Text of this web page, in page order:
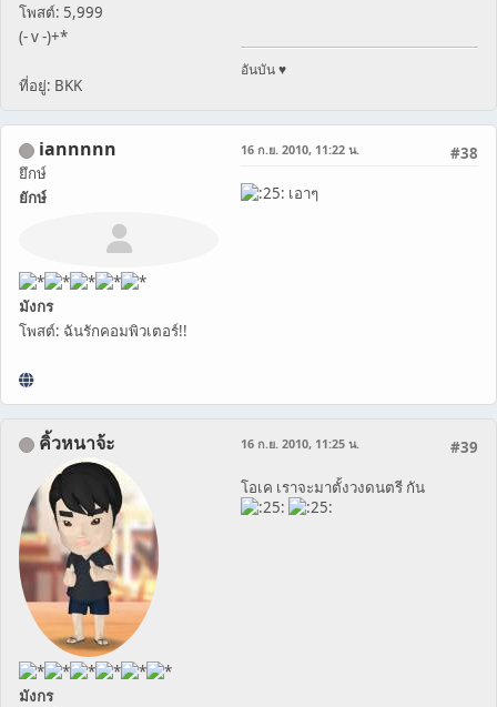
โพสต์: 5,999
(- v -)+*
ที่อยู่: BKK
อันบัน ♥
iannnnn
ยึกษ์
ยักษ์
มังกร
โพสต์: ฉันรักคอมพิวเตอร์!!
#38
16 ก.ย. 2010, 11:22 น.
เอาๆ
คิ้วหนาจ้ะ
มังกร
#39
16 ก.ย. 2010, 11:25 น.
โอเค เราจะมาตั้งวงดนตรี กัน